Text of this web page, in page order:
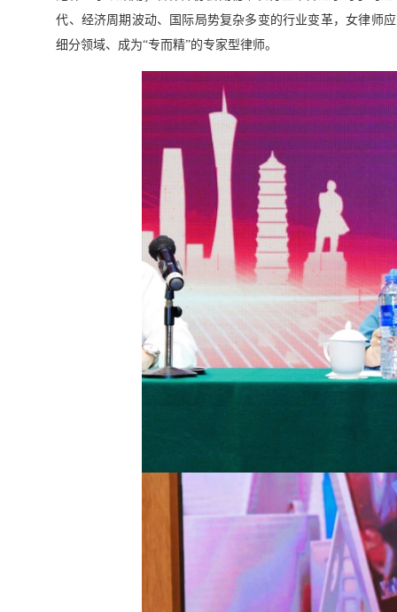
代、经济周期波动、国际局势复杂多变的行业变革，女律师
细分领域、成为“专而精”的专家型律师。